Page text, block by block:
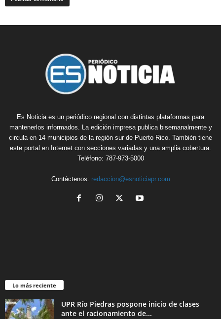
Es Noticia es un periódico regional con distintas plataformas para
mantenerlos informados. La edición impresa publica bisemanalmente y
circula en 14 municipios de la región sur de Puerto Rico. También tiene
este portal en Internet con secciones variadas y una amplia cobertura.
Teléfono: 787-973-5000
Contáctenos: redaccion@esnoticiapr.com
Lo más reciente
UPR Río Piedras pospone inicio de clases
ante el racionamiento de...